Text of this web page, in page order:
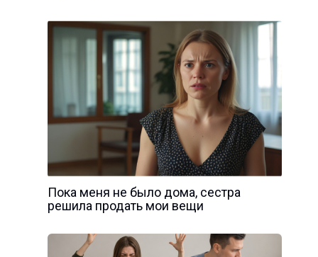
Пока меня не было дома, сестра
решила продать мои вещи